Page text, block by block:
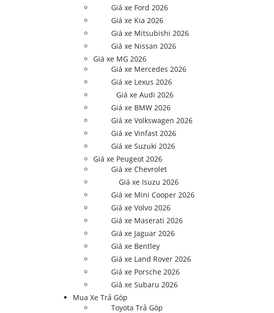
Giá xe Ford 2026
Giá xe Kia 2026
Giá xe Mitsubishi 2026
Giá xe Nissan 2026
Giá xe MG 2026
Giá xe Mercedes 2026
Giá xe Lexus 2026
Giá xe Audi 2026
Giá xe BMW 2026
Giá xe Volkswagen 2026
Giá xe Vinfast 2026
Giá xe Suzuki 2026
Giá xe Peugeot 2026
Giá xe Chevrolet
Giá xe Isuzu 2026
Giá xe Mini Cooper 2026
Giá xe Volvo 2026
Giá xe Maserati 2026
Giá xe Jaguar 2026
Giá xe Bentley
Giá xe Land Rover 2026
Giá xe Porsche 2026
Giá xe Subaru 2026
Mua Xe Trả Góp
Toyota Trả Góp